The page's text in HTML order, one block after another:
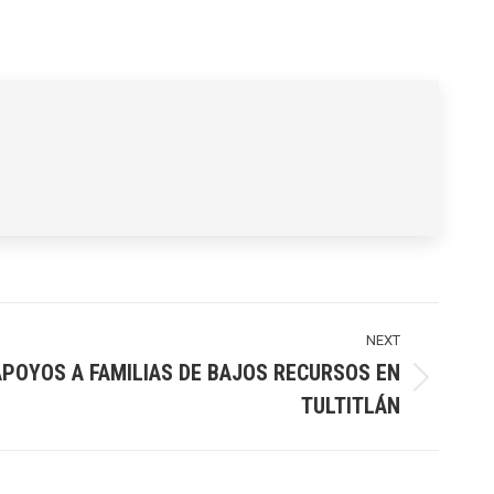
NEXT
A FAMILIAS DE BAJOS RECURSOS EN
TULTITLÁN